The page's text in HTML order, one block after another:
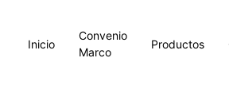
Inicio
Convenio
Marco
Productos